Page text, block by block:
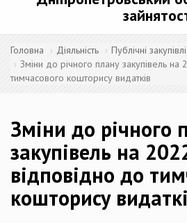
Головна Діяльність
Публічні закупівлі
Зміни до річного плану закупівель на
тимчасового кошторису видатків
Зміни до річного
закупівель на
відповідно до
кошторису